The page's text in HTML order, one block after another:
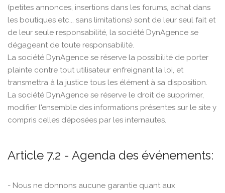
(petites annonces, insertions dans les forums, achat dans
les boutiques etc... sans limitations) sont de leur seul fait et
de leur seule responsabilité, la société DynAgence se
dégageant de toute responsabilité.
La société DynAgence se réserve la possibilité de porter
plainte contre tout utilisateur enfreignant la loi, et
transmettra à la justice tous les élément à sa disposition.
La société DynAgence se réserve le droit de supprimer,
modifier l'ensemble des informations présentes sur le site y
compris celles déposées par les internautes.
Article 7.2 - Agenda des événements:
- Nous ne donnons aucune garantie quant aux